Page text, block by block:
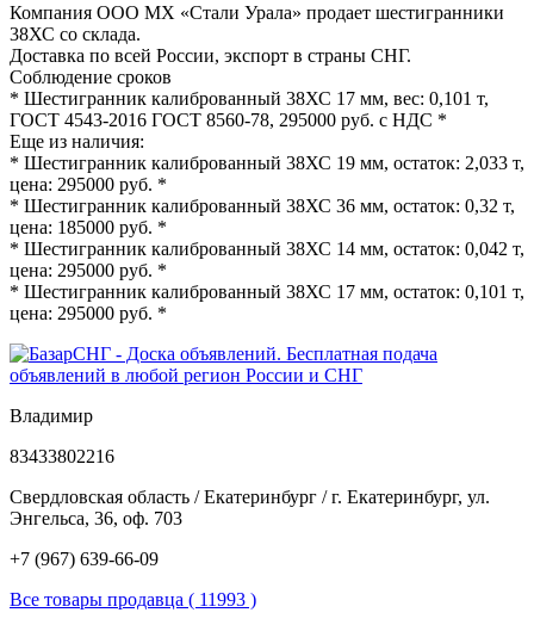
Компания ООО МХ «Стали Урала» продает шестигранники
38ХС со склада.
Доставка по всей России, экспорт в страны СНГ.
Соблюдение сроков
* Шестигранник калиброванный 38ХС 17 мм, вес: 0,101 т,
ГОСТ 4543-2016 ГОСТ 8560-78, 295000 руб. с НДС *
Еще из наличия:
* Шестигранник калиброванный 38ХС 19 мм, остаток: 2,033 т,
цена: 295000 руб. *
* Шестигранник калиброванный 38ХС 36 мм, остаток: 0,32 т,
цена: 185000 руб. *
* Шестигранник калиброванный 38ХС 14 мм, остаток: 0,042 т,
цена: 295000 руб. *
* Шестигранник калиброванный 38ХС 17 мм, остаток: 0,101 т,
цена: 295000 руб. *
Владимир
83433802216
Свердловская область / Екатеринбург / г. Екатеринбург, ул.
Энгельса, 36, оф. 703
+7 (967) 639-66-09
Все товары продавца ( 11993 )